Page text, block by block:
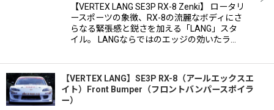
【VERTEX LANG SE3P RX-8 Zenki】 ロータリ
ースポーツの象徴、RX-8の流麗なボディにさ
らなる緊張感と鋭さを加える「LANG」スタ
イル。 LANGならではのエッジの効いたラ…
【VERTEX LANG】SE3P RX-8（アールエックスエ
イト）Front Bumper（フロントバンパースポイラ
ー）